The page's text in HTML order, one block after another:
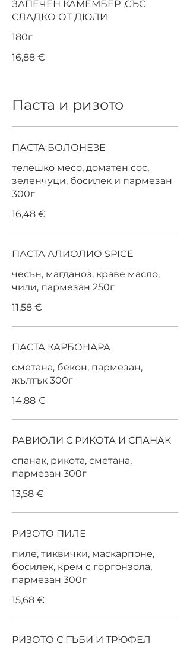
ЗАПЕЧЕН КАМЕМБЕР ,СЪС
СЛАДКО ОТ ДЮЛИ
180г
16,88 €
Паста и ризото
ПАСТА БОЛОНЕЗЕ
телешко месо, доматен сос,
зеленчуци, босилек и пармезан
300г
16,48 €
ПАСТА АЛИОЛИО SPICE
чесън, магданоз, краве масло,
чили, пармезан 250г
11,58 €
ПАСТА КАРБОНАРА
сметана, бекон, пармезан,
жълтък 300г
14,88 €
РАВИОЛИ С РИКОТА И СПАНАК
спанак, рикота, сметана,
пармезан 300г
13,58 €
РИЗОТО ПИЛЕ
пиле, тиквички, маскарпоне,
босилек, крем с горгонзола,
пармезан 300г
15,68 €
РИЗОТО С ГЪБИ И ТРЮФЕЛ